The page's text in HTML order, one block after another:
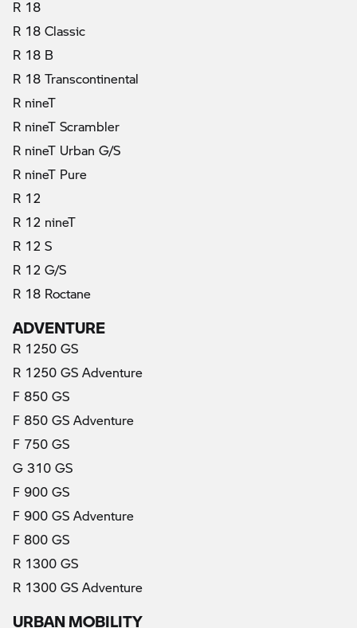
R 18
R 18 Classic
R 18 B
R 18 Transcontinental
R nineT
R nineT Scrambler
R nineT Urban G/S
R nineT Pure
R 12
R 12 nineT
R 12 S
R 12 G/S
R 18 Roctane
ADVENTURE
R 1250 GS
R 1250 GS Adventure
F 850 GS
F 850 GS Adventure
F 750 GS
G 310 GS
F 900 GS
F 900 GS Adventure
F 800 GS
R 1300 GS
R 1300 GS Adventure
URBAN MOBILITY